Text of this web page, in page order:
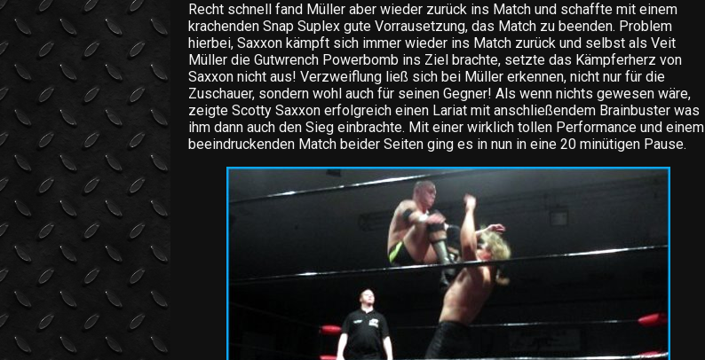
Recht schnell fand Müller aber wieder zurück ins Match und schaffte mit einem
krachenden Snap Suplex gute Vorrausetzung, das Match zu beenden. Problem
hierbei, Saxxon kämpft sich immer wieder ins Match zurück und selbst als Veit
Müller die Gutwrench Powerbomb ins Ziel brachte, setzte das Kämpferherz von
Saxxon nicht aus! Verzweiflung ließ sich bei Müller erkennen, nicht nur für die
Zuschauer, sondern wohl auch für seinen Gegner! Als wenn nichts gewesen wäre,
zeigte Scotty Saxxon erfolgreich einen Lariat mit anschließendem Brainbuster was
ihm dann auch den Sieg einbrachte. Mit einer wirklich tollen Performance und einem
beeindruckenden Match beider Seiten ging es in nun in eine 20 minütigen Pause.